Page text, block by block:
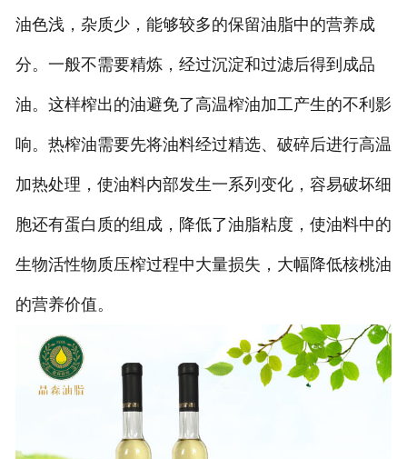
油色浅，杂质少，能够较多的保留油脂中的营养成
分。一般不需要精炼，经过沉淀和过滤后得到成品
油。这样榨出的油避免了高温榨油加工产生的不利影
响。热榨油需要先将油料经过精选、破碎后进行高温
加热处理，使油料内部发生一系列变化，容易破坏细
胞还有蛋白质的组成，降低了油脂粘度，使油料中的
生物活性物质压榨过程中大量损失，大幅降低核桃油
的营养价值。